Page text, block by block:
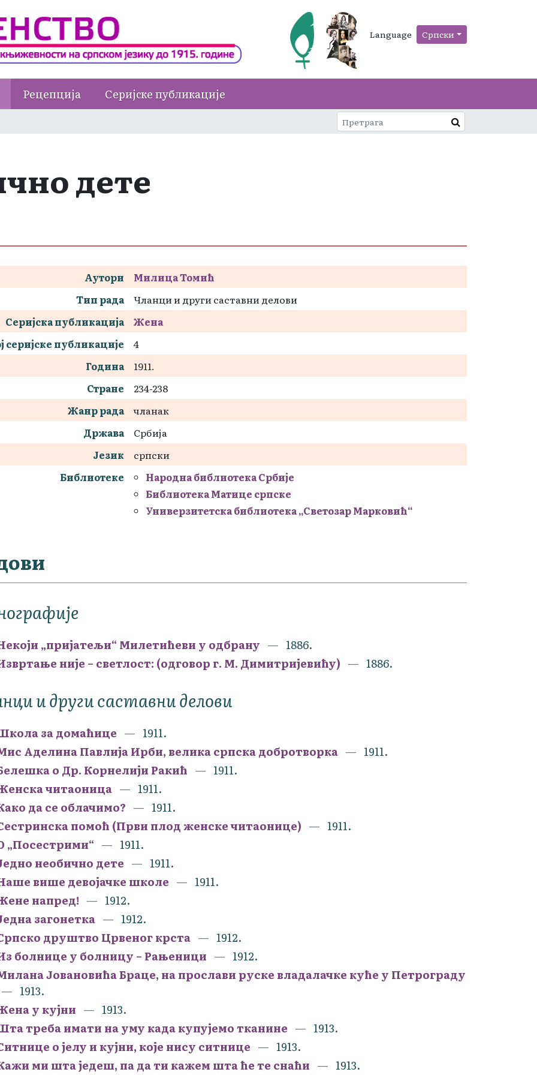
Language Српски
Рецепција Серијске публикације
дете
Аутори
Милица Томић
Тип рада
Чланци и други саставни делови
Серијска публикација
Жена
серијске публикације
4
Година
1911.
Стране
234-238
Жанр рада
чланак
Држава
Србија
Језик
српски
Библиотеке
Народна библиотека Србије
Библиотека Матице српске
Универзитетска библиотека „Светозар Марковић“
„пријатељи“ Милетићеви у одбрану
1886.
није – светлост: (одговор г. М. Димитријевићу)
1886.
и други саставни делови
за домаћице
1911.
Аделина Павлија Ирби, велика српска добротворка
1911.
о Др. Корнелији Ракић
1911.
читаоница
1911.
да се облачимо?
1911.
помоћ (Први плод женске читаонице)
1911.
„Посестрими“
1911.
необично дете
1911.
више девојачке школе
1911.
напред!
1912.
загонетка
1912.
друштво Црвеног крста
1912.
болнице у болницу – Рањеници
1912.
Јовановића Браце, на прослави руске владалачке куће у Петрограду
1913.
у кујни
1913.
треба имати на уму када купујемо тканине
1913.
о јелу и кујни, које нису ситнице
1913.
ми шта једеш, па да ти кажем шта ће те снаћи
1913.